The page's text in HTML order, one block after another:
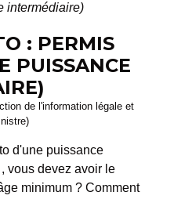
intermédiaire)
: PERMIS
PUISSANCE
de l'information légale et
d'une puissance
, vous devez avoir le
minimum ? Comment